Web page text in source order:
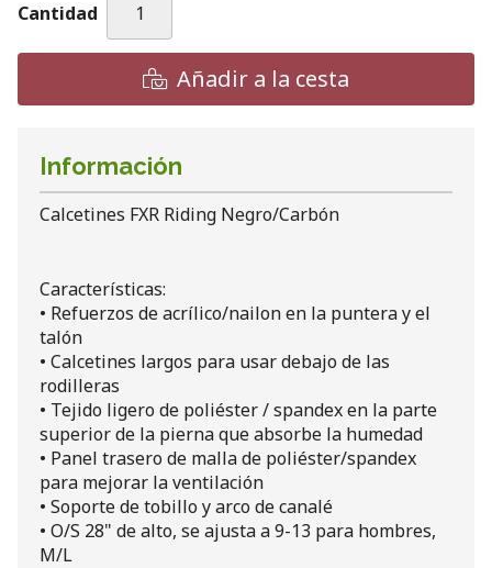
Cantidad
Añadir a la cesta
Información
Calcetines FXR Riding Negro/Carbón
Características:
• Refuerzos de acrílico/nailon en la puntera y el
talón
• Calcetines largos para usar debajo de las
rodilleras
• Tejido ligero de poliéster / spandex en la parte
superior de la pierna que absorbe la humedad
• Panel trasero de malla de poliéster/spandex
para mejorar la ventilación
• Soporte de tobillo y arco de canalé
• O/S 28" de alto, se ajusta a 9-13 para hombres,
M/L